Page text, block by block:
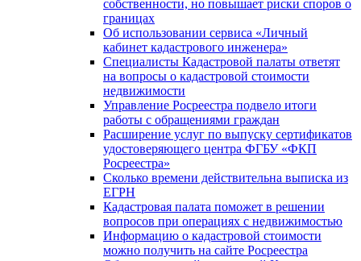
собственности, но повышает риски споров о
границах
Об использовании сервиса «Личный
кабинет кадастрового инженера»
Специалисты Кадастровой палаты ответят
на вопросы о кадастровой стоимости
недвижимости
Управление Росреестра подвело итоги
работы с обращениями граждан
Расширение услуг по выпуску сертификатов
удостоверяющего центра ФГБУ «ФКП
Росреестра»
Сколько времени действительна выписка из
ЕГРН
Кадастровая палата поможет в решении
вопросов при операциях с недвижимостью
Информацию о кадастровой стоимости
можно получить на сайте Росреестра